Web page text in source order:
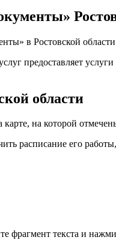
в Ростовской области
предоставляет
области
на которой
расписание его
фрагмент текста и